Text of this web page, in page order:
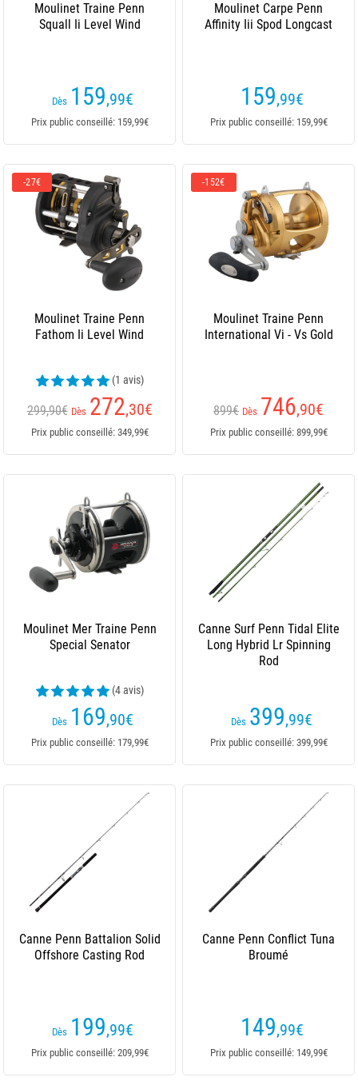
Moulinet Traine Penn
Squall Ii Level Wind
Dès 159,99€
Prix public conseillé: 159,99€
Moulinet Carpe Penn
Affinity Iii Spod Longcast
159,99€
Prix public conseillé: 159,99€
-27€
Moulinet Traine Penn
Fathom Ii Level Wind
(1 avis)
299,90€ Dès 272,30€
Prix public conseillé: 349,99€
-152€
Moulinet Traine Penn
International Vi - Vs Gold
899€ Dès 746,90€
Prix public conseillé: 899,99€
Moulinet Mer Traine Penn
Special Senator
(4 avis)
Dès 169,90€
Prix public conseillé: 179,99€
Canne Surf Penn Tidal Elite
Long Hybrid Lr Spinning
Rod
Dès 399,99€
Prix public conseillé: 399,99€
Canne Penn Battalion Solid
Offshore Casting Rod
Dès 199,99€
Prix public conseillé: 209,99€
Canne Penn Conflict Tuna
Broumé
149,99€
Prix public conseillé: 149,99€